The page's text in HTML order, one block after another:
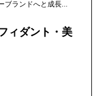
ブランドへと成長
ィダント・美